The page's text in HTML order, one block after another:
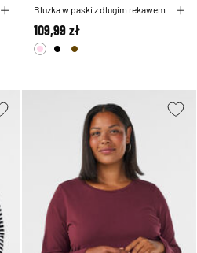
Bluzka w paski z dlugim rekawem
109,99 zł